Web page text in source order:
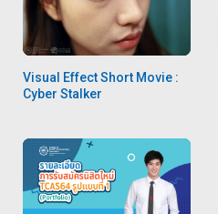
Visual Effect Short Movie :
Cyber Stalker